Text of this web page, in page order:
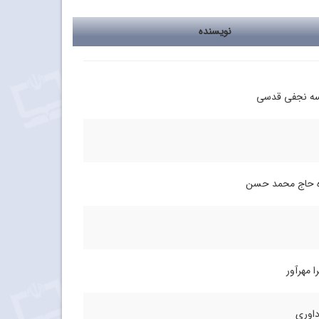
نویسنده
نجفی قدسی
حاج محمد حسن
مهرآور